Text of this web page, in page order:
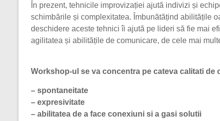
În prezent, tehnicile improvizației ajută indivizi și
schimbările și complexitatea. Îmbunătățind abilitățile
deschidere aceste tehnici îi ajută pe lideri să fie mai
agilitatea și abilitățile de comunicare, de cele mai
Workshop-ul se va concentra pe cateva calitati de
– spontaneitate
– expresivitate
– abilitatea de a face conexiuni si a gasi solutii